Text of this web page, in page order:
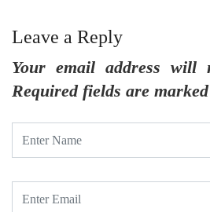
Leave a Reply
Your email address will
Required fields are marked